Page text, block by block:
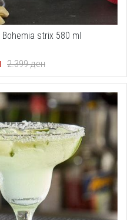
strix 580 ml
2.399ден